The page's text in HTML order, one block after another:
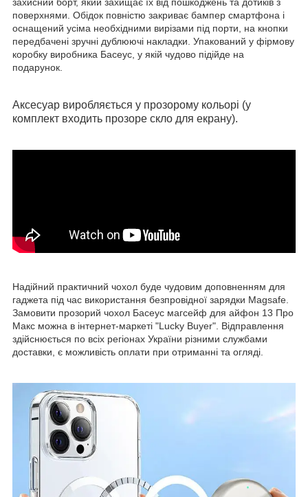
поверхнями. Обідок повністю закриває бампер смартфона і
оснащений усіма необхідними вирізами під порти, на кнопки
передбачені зручні дублюючі накладки. Упакований у фірмову
коробку виробника Басеус, у якій чудово підійде на
подарунок.
Аксесуар виробляється у прозорому кольорі (у
комплект входить прозоре скло для екрану).
Надійний практичний чохол буде чудовим доповненням для
гаджета під час використання безпровідної зарядки Magsafe.
Замовити прозорий чохол Басеус магсейф для айфон 13 Про
Макс можна в інтернет-маркеті "Lucky Buyer". Відправлення
здійснюється по всіх регіонах України різними службами
доставки, є можливість оплати при отриманні та огляді.